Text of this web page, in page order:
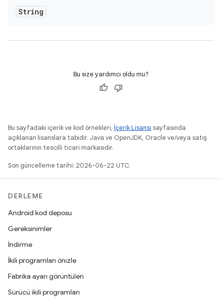
String
Bu size yardımcı oldu mu?
Bu sayfadaki içerik ve kod örnekleri, İçerik Lisansı sayfasında
açıklanan lisanslara tabidir. Java ve OpenJDK, Oracle ve/veya satış
ortaklarının tescilli ticari markasıdır.
Son güncelleme tarihi: 2026-06-22 UTC.
DERLEME
Android kod deposu
Gereksinimler
İndirme
İkili programları önizle
Fabrika ayarı görüntüleri
Sürücü ikili programları